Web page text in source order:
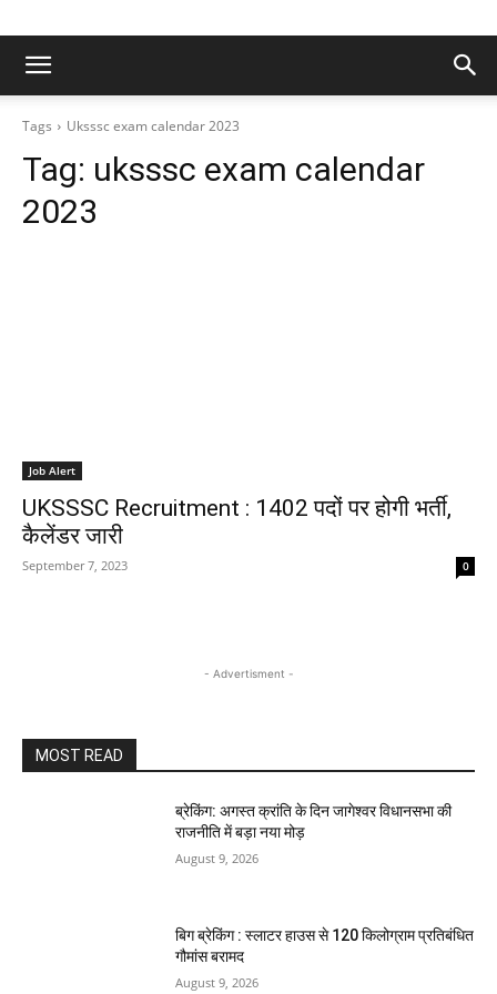
Tags Uksssc exam calendar 2023
Tag: uksssc exam calendar
2023
Job Alert
UKSSSC Recruitment : 1402 पदों पर होगी भर्ती,
कैलेंडर जारी
September 7, 2023 0
- Advertisment -
MOST READ
ब्रेकिंग: अगस्त क्रांति के दिन जागेश्वर विधानसभा की
राजनीति में बड़ा नया मोड़
August 9, 2026
बिग ब्रेकिंग : स्लाटर हाउस से 120 किलोग्राम प्रतिबंधित
गौमांस बरामद
August 9, 2026